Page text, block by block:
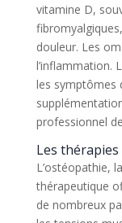
vitamine D,
douleur. Les
l’inflammation.
les symptômes
professionnel
Les
L’ostéopathie,
thérapeutique
de nombreux